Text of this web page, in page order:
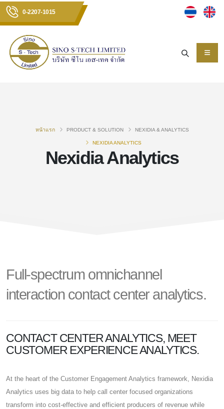
0-2207-1015
Nexidia Analytics
หน้าแรก PRODUCT & SOLUTION NEXIDIA & ANALYTICS
NEXIDIA ANALYTICS
Full-spectrum omnichannel
interaction contact center analytics.
CONTACT CENTER ANALYTICS, MEET
CUSTOMER EXPERIENCE ANALYTICS.​
At the heart of the Customer Engagement Analytics framework, Nexidia
Analytics uses big data to help call center focused organizations
transform into cost-effective and efficient producers of revenue while